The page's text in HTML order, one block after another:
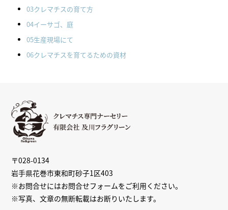
03クレマチスの育て方
04イーサゴ、庭
05生産現場にて
06クレマチスを育てるための資材
〒028-0134
岩手県花巻市東和町砂子1区403
※お問合せにはお問合せフォームをご利用ください。
※写真、文章の無断転載はお断りいたします。